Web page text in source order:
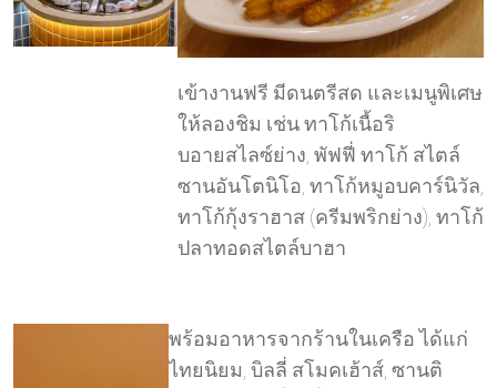
เข้างานฟรี มีดนตรีสด และเมนูพิเศษ
ให้ลองชิม เช่น ทาโก้เนื้อริ
บอายสไลซ์ย่าง, พัฟฟี่ ทาโก้ สไตล์
ซานอันโตนิโอ, ทาโก้หมูอบคาร์นิวัล,
ทาโก้กุ้งราฮาส (ครีมพริกย่าง), ทาโก้
ปลาทอดสไตล์บาฮา
พร้อมอาหารจากร้านในเครือ ได้แก่
ไทยนิยม, บิลลี่ สโมคเฮ้าส์, ซานติ